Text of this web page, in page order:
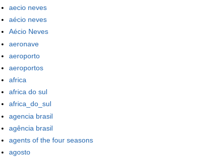
aecio neves
aécio neves
Aécio Neves
aeronave
aeroporto
aeroportos
africa
africa do sul
africa_do_sul
agencia brasil
agência brasil
agents of the four seasons
agosto